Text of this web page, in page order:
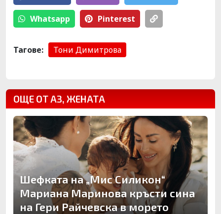
Whatsapp Pinterest
Тагове: Тони Димитрова
ОЩЕ ОТ АЗ, ЖЕНАТА
Шефката на „Мис Силикон“
Мариана Маринова кръсти сина
на Гери Райчевска в морето